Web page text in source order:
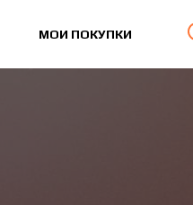
МОИ ПОКУПКИ